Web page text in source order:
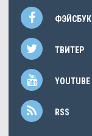
ФЭЙСБУК
ТВИТЕР
YOUTUBE
RSS